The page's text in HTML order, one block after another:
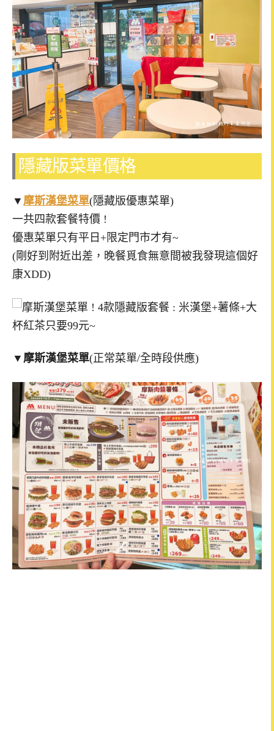
隱藏版菜單價格
▼ 摩斯漢堡菜單(隱藏版優惠菜單)
一共四款套餐特價 !
優惠菜單只有平日+限定門市才有~
(剛好到附近出差，晚餐覓食無意間被我發現這個好
康XDD)
▼ 摩斯漢堡菜單(正常菜單/全時段供應)